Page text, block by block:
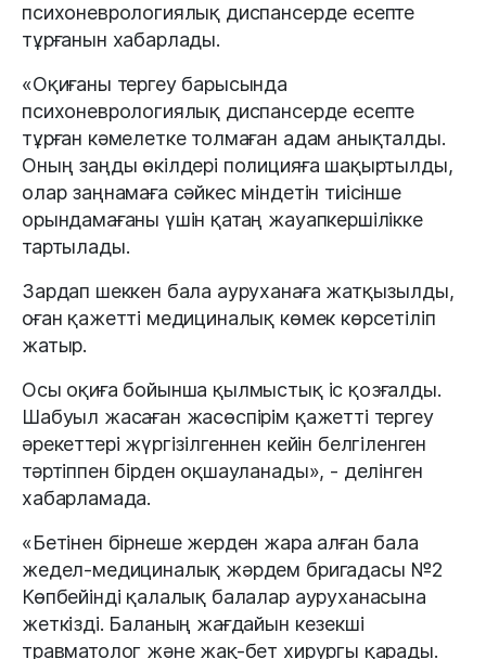
психоневрологиялық диспансерде есепте
тұрғанын хабарлады.
«Оқиғаны тергеу барысында
психоневрологиялық диспансерде есепте
тұрған кәмелетке толмаған адам анықталды.
Оның заңды өкілдері полицияға шақыртылды,
олар заңнамаға сәйкес міндетін тиісінше
орындамағаны үшін қатаң жауапкершілікке
тартылады.
Зардап шеккен бала ауруханаға жатқызылды,
оған қажетті медициналық көмек көрсетіліп
жатыр.
Осы оқиға бойынша қылмыстық іс қозғалды.
Шабуыл жасаған жасөспірім қажетті тергеу
әрекеттері жүргізілгеннен кейін белгіленген
тәртіппен бірден оқшауланады», - делінген
хабарламада.
«Бетінен бірнеше жерден жара алған бала
жедел-медициналық жәрдем бригадасы №2
Көпбейінді қалалық балалар ауруханасына
жеткізді. Баланың жағдайын кезекші
травматолог және жақ-бет хирургы қарады.